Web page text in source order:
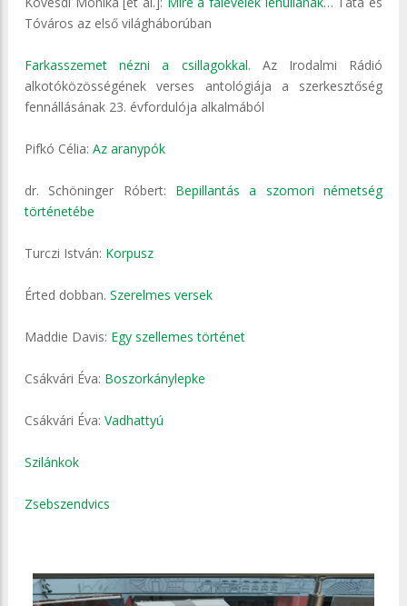
Tóváros az első világháborúban
Farkasszemet nézni a csillagokkal. Az Irodalmi Rádió
alkotóközösségének verses antológiája a szerkesztőség
fennállásának 23. évfordulója alkalmából
Pifkó Célia: Az aranypók
dr. Schöninger Róbert: Bepillantás a szomori németség
történetébe
Turczi István: Korpusz
Érted dobban. Szerelmes versek
Maddie Davis: Egy szellemes történet
Csákvári Éva: Boszorkánylepke
Csákvári Éva: Vadhattyú
Szilánkok
Zsebszendvics